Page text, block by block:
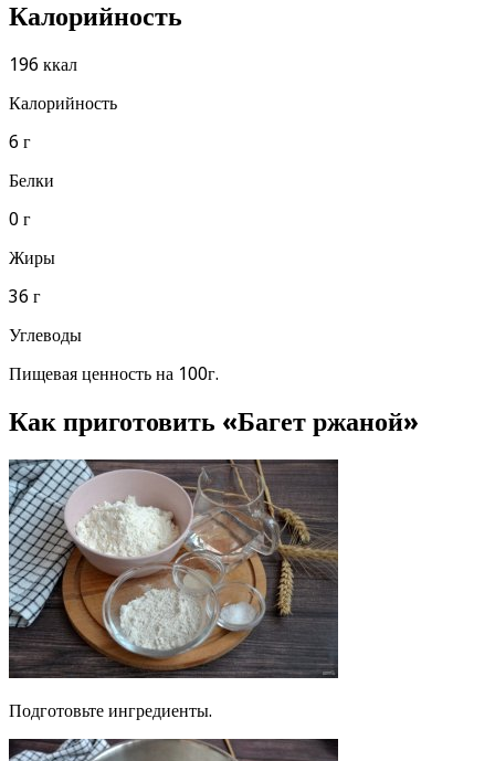
Калорийность
196 ккал
Калорийность
6 г
Белки
0 г
Жиры
36 г
Углеводы
Пищевая ценность на 100г.
Как приготовить «Багет ржаной»
Подготовьте ингредиенты.